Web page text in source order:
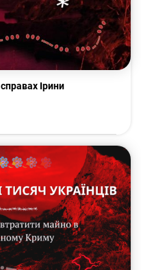
Ірини